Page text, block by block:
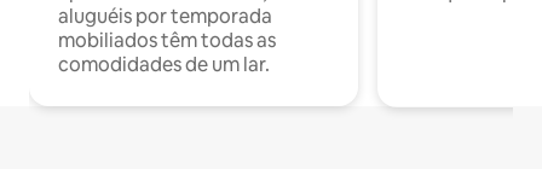
aluguéis por temporada
mobiliados têm todas as
comodidades de um lar.